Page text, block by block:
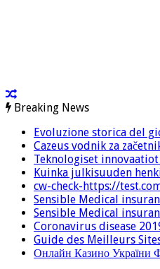
Breaking News
Evoluzione storica del
Cazeus vodnik za
Teknologiset
Kuinka julkisuuden
cw-check-https://
Sensible Medical
Sensible Medical
Coronavirus disease
Guide des Meilleurs
Онлайн Казино України